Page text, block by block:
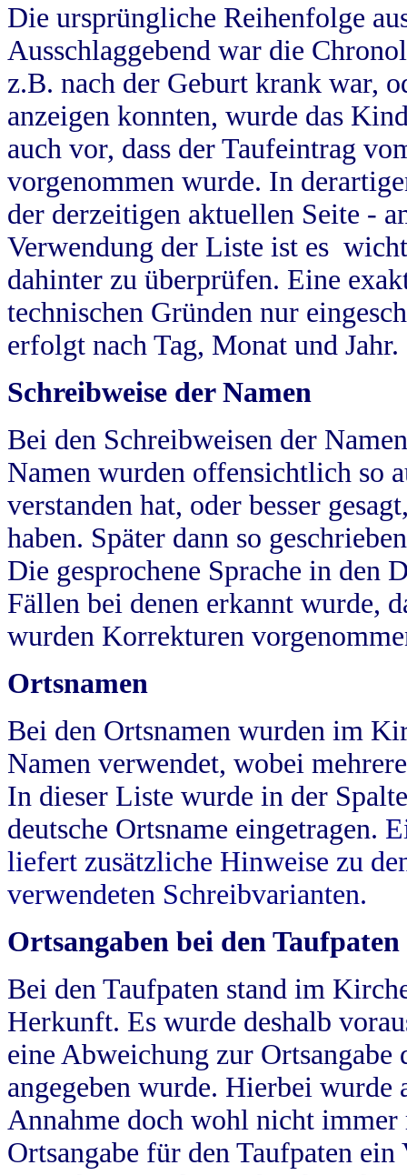
Die ursprüngliche Reihenfolge
Ausschlaggebend war die
z.B. nach der Geburt krank war,
anzeigen konnten, wurde das
auch vor, dass der Taufeintrag
vorgenommen wurde. In
der derzeitigen aktuellen Seite -
Verwendung der Liste ist es
dahinter zu überprüfen. Eine
technischen Gründen nur
erfolgt nach Tag, Monat und Jahr.
Schreibweise der Namen
Bei den Schreibweisen der
Namen wurden offensichtlich so
verstanden hat, oder besser
haben. Später dann so
Die gesprochene Sprache in
Fällen bei denen erkannt wurde,
wurden Korrekturen
Ortsnamen
Bei den Ortsnamen wurden im
Namen verwendet, wobei
In dieser Liste wurde in der
deutsche Ortsname eingetragen.
liefert zusätzliche Hinweise zu
verwendeten Schreibvarianten.
Ortsangaben bei den Taufpaten
Bei den Taufpaten stand im
Herkunft. Es wurde deshalb
eine Abweichung zur
angegeben wurde. Hierbei wurde
Annahme doch wohl nicht
Ortsangabe für den Taufpaten